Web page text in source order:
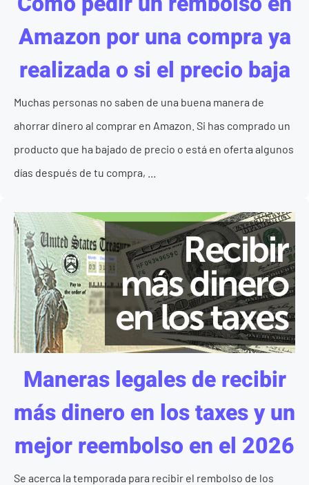
Amazon por una compra ya
realizada o si el precio baja
Muchas personas no saben de una buena manera de
ahorrar dinero al comprar en Amazon. Si has comprado un
producto que ha bajado de precio o está en oferta algunos
días después de tu compra, ...
Maneras legales de recibir
más dinero en los taxes y un
mejor reembolso en el 2026
Se acerca la temporada para recibir el rembolso de los